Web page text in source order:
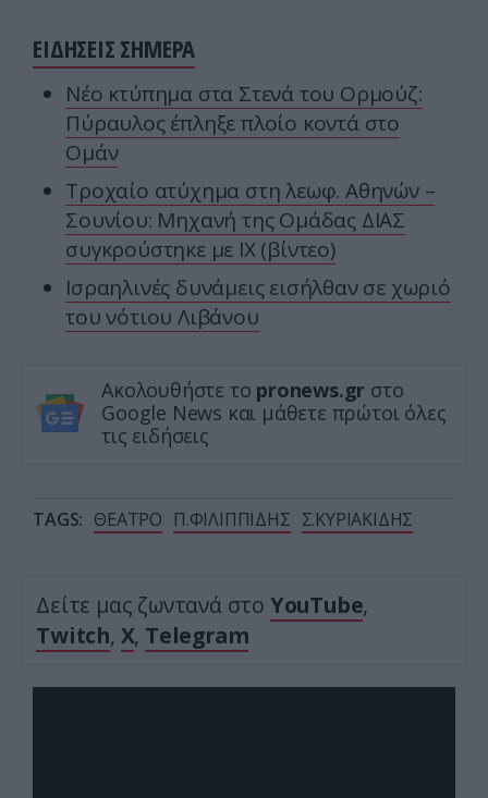
ΕΙΔΗΣΕΙΣ ΣΗΜΕΡΑ
Νέο κτύπημα στα Στενά του Ορμούζ:
Πύραυλος έπληξε πλοίο κοντά στο
Ομάν
Τροχαίο ατύχημα στη λεωφ. Αθηνών –
Σουνίου: Μηχανή της Ομάδας ΔΙΑΣ
συγκρούστηκε με ΙΧ (βίντεο)
Ισραηλινές δυνάμεις εισήλθαν σε χωριό
του νότιου Λιβάνου
Ακολουθήστε το pronews.gr στο
Google News και μάθετε πρώτοι όλες
τις ειδήσεις
TAGS: ΘΕΑΤΡΟ Π.ΦΙΛΙΠΠΙΔΗΣ Σ.ΚΥΡΙΑΚΙΔΗΣ
Δείτε μας ζωντανά στο YouTube,
Twitch, X, Telegram